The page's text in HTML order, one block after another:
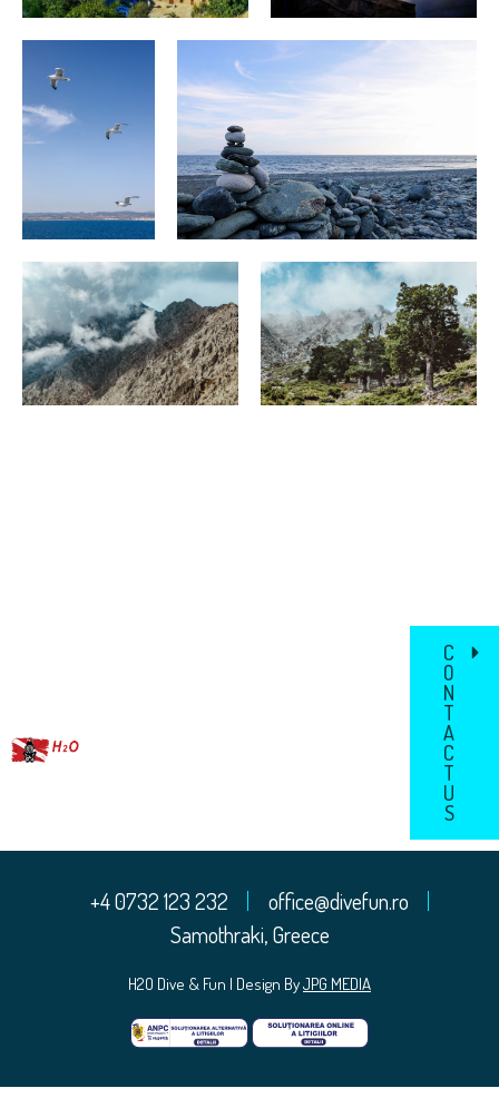
C
O
N
T
A
C
T
U
S
H2O Dive & Fun | Design ByJPG MEDIA
+4 0732 123 232
office@divefun.ro
Samothraki, Greece